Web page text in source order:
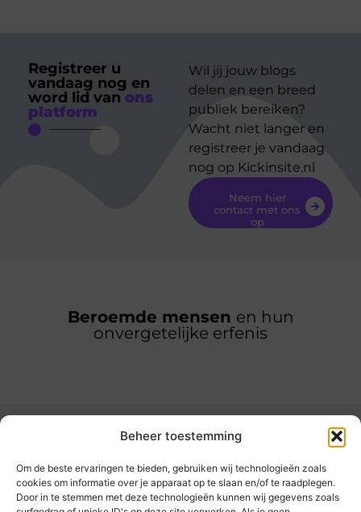
Beheer toestemming
Om de beste ervaringen te bieden, gebruiken wij technologieën zoals
cookies om informatie over je apparaat op te slaan en/of te raadplegen.
Door in te stemmen met deze technologieën kunnen wij gegevens zoals
Registreer u
vandaag nog en
word lid vanons
platform
Wil jij jouw blogs
delen en een breed
publiek bereiken?
Wacht niet langer en
registreer je vandaag
nog op Kickinsite.nl
Neem hier
contact met ons
op
Beroemde mensen en hun
onvergetelijke erfenis